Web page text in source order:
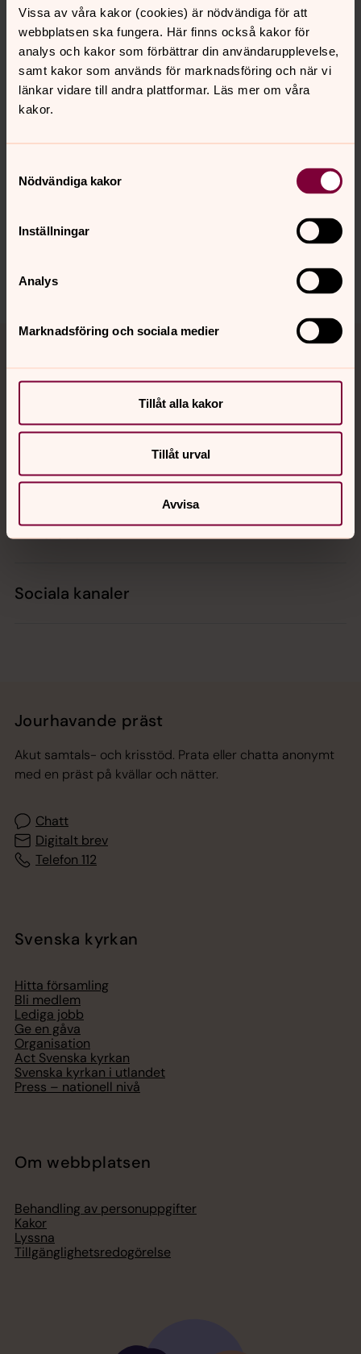
Vissa av våra kakor (cookies) är nödvändiga för att
webbplatsen ska fungera. Här finns också kakor för
analys och kakor som förbättrar din användarupplevelse,
samt kakor som används för marknadsföring och när vi
länkar vidare till andra plattformar. Läs mer om våra
kakor.
Nödvändiga kakor
Inställningar
Analys
Marknadsföring och sociala medier
Tillåt alla kakor
Tillåt urval
Avvisa
dig som vill bidra med din kompetens, tid och ditt
engagemang.
För vuxna som talar finska
Synpunkter eller frågor på sidans
Tillbaka till toppen
Tillbaka till innehållet
Kalender
Hitta snabbt
Sociala kanaler
Jourhavande präst
Akut samtals- och krisstöd. Prata eller chatta anonymt
med en präst på kvällar och nätter.
Chatt
Digitalt brev
Telefon 112
Svenska kyrkan
Hitta församling
Bli medlem
Lediga jobb
Ge en gåva
Organisation
Act Svenska kyrkan
Svenska kyrkan i utlandet
Press – nationell nivå
Om webbplatsen
Behandling av personuppgifter
Kakor
Lyssna
Tillgänglighetsredogörelse